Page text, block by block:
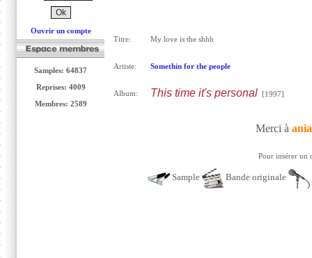
Ouvrir un compte
Samples: 64837
Reprises: 4009
Membres: 2589
Titre: My love is the shhh
Artiste: Somethin for the people
Album: This time it's personal[1997]
Merci à
Pour insérer un
Sample Bande originale